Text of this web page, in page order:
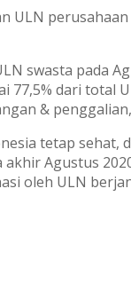
swasta pada
77,5% dari
&
tetap
Agustus
oleh ULN